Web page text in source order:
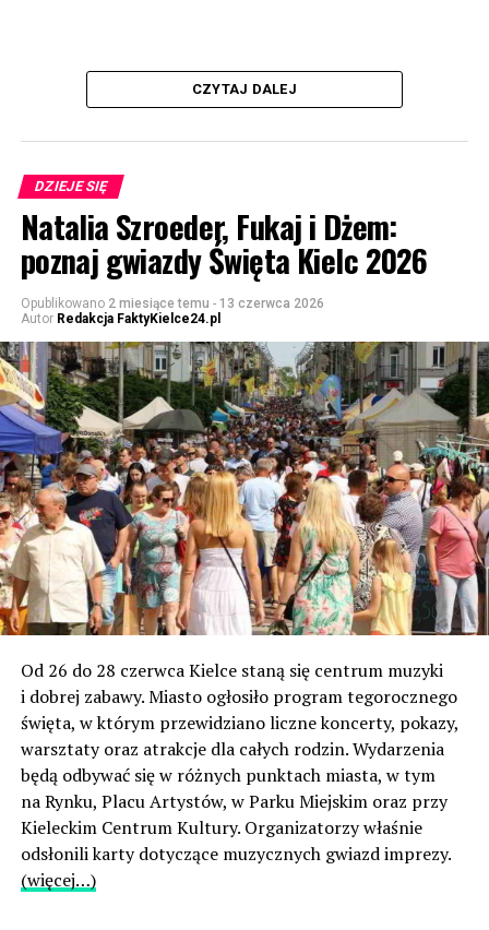
CZYTAJ DALEJ
DZIEJE SIĘ
Natalia Szroeder, Fukaj i Dżem:
poznaj gwiazdy Święta Kielc 2026
Opublikowano 2 miesiące temu - 13 czerwca 2026
Autor Redakcja FaktyKielce24.pl
Od 26 do 28 czerwca Kielce staną się centrum muzyki
i dobrej zabawy. Miasto ogłosiło program tegorocznego
święta, w którym przewidziano liczne koncerty, pokazy,
warsztaty oraz atrakcje dla całych rodzin. Wydarzenia
będą odbywać się w różnych punktach miasta, w tym
na Rynku, Placu Artystów, w Parku Miejskim oraz przy
Kieleckim Centrum Kultury. Organizatorzy właśnie
odsłonili karty dotyczące muzycznych gwiazd imprezy.
(więcej…)